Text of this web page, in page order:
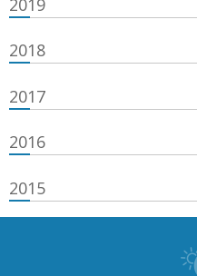
2018
2017
2016
2015